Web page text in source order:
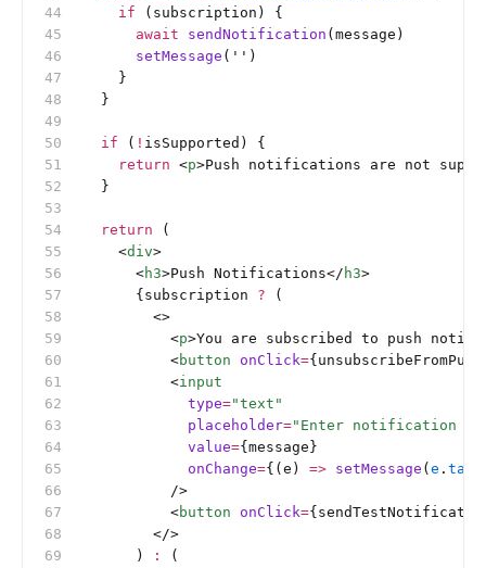
    if
(subscription) {
      await
sendNotification (message)
      setMessage
( '' )
    }
  }
  if
( ! isSupported) {
    return
<p>Push notifications are not
  }
  return
(
    <
div>
      <
h3>Push Notifications</ h3>
      {subscription
? (
        <>
          <
p>You are subscribed to push
          <
button onClick=
          <
input
            type
="text"
            placeholder
="Enter notification
            value
={message}
            onChange
={(e) => setMessage ( e .
          />
          <
button onClick=
        </>
      )
:
(